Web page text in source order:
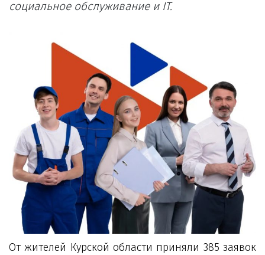
социальное обслуживание и IT.
От жителей Курской области приняли 385 заявок